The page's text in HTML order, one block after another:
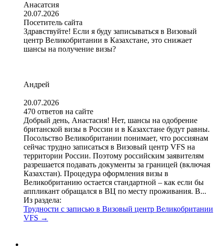
Анасатсия
20.07.2026
Посетитель сайта
Здравствуйте! Если я буду записываться в Визовый
центр Великобритании в Казахстане, это снижает
шансы на получение визы?
Андрей
20.07.2026
470 ответов на сайте
Добрый день, Анастасия! Нет, шансы на одобрение
британской визы в России и в Казахстане будут равны.
Посольство Великобритании понимает, что россиянам
сейчас трудно записаться в Визовый центр VFS на
территории России. Поэтому российским заявителям
разрешается подавать документы за границей (включая
Казахстан). Процедура оформления визы в
Великобританию остается стандартной – как если бы
аппликант обращался в ВЦ по месту проживания. В...
Из раздела:
Трудности с записью в Визовый центр Великобритании
VFS →